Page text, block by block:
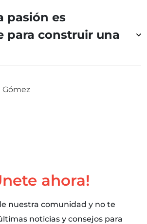
pasión es
para construir una
Gómez
ahora!
nuestra comunidad y no te
noticias y consejos para